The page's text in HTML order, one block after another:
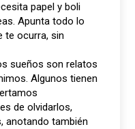
papel y boli
Apunta todo lo
te ocurra, sin
sueños son relatos
Algunos tienen
de olvidarlos,
anotando también